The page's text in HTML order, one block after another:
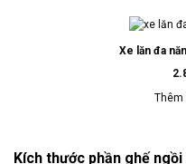
Xe lăn đa
Thêm
Kích thước phần ghế ngồi